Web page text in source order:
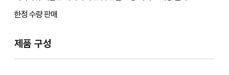
열립니다.
열립니다.
한정 수량 판매
제품 구성